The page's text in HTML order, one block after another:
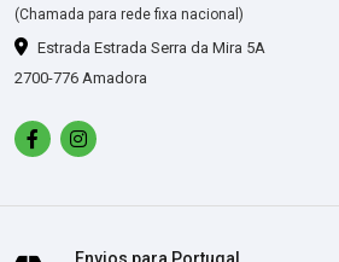
(Chamada para rede fixa nacional)
Estrada Estrada Serra da Mira 5A
2700-776 Amadora
Envios para Portugal